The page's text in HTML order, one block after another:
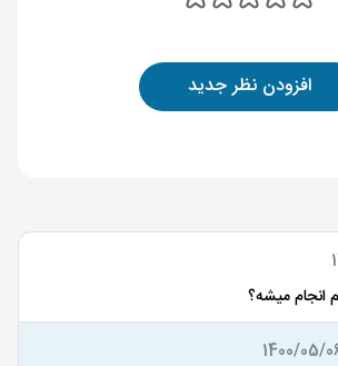
افزودن نظر جدید
انجام میشه؟
1400/05/